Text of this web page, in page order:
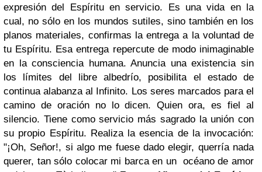
expresión del Espíritu en servicio. Es una vida en la
cual, no sólo en los mundos sutiles, sino también en los
planos materiales, confirmas la entrega a la voluntad de
tu Espíritu. Esa entrega repercute de modo inimaginable
en la consciencia humana. Anuncia una existencia sin
los límites del libre albedrío, posibilita el estado de
continua alabanza al Infinito. Los seres marcados para el
camino de oración no lo dicen. Quien ora, es fiel al
silencio. Tiene como servicio más sagrado la unión con
su propio Espíritu. Realiza la esencia de la invocación:
"¡Oh, Señor!, si algo me fuese dado elegir, querría nada
querer, tan sólo colocar mi barca en un océano de amor